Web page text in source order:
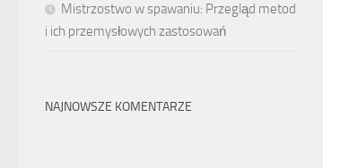
Mistrzostwo w spawaniu: Przegląd metod
i ich przemysłowych zastosowań
NAJNOWSZE KOMENTARZE